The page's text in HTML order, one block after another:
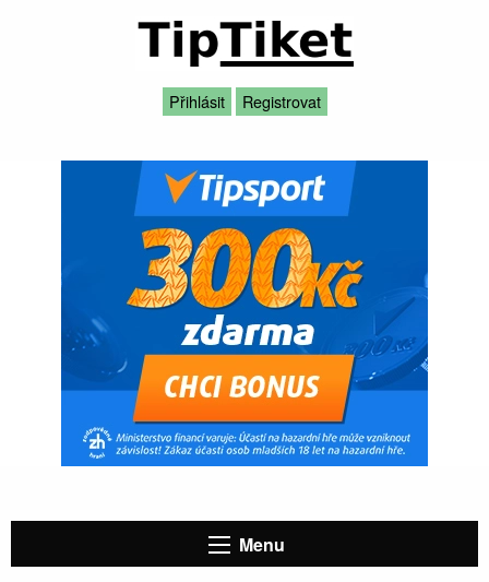
Přihlásit Registrovat
Menu